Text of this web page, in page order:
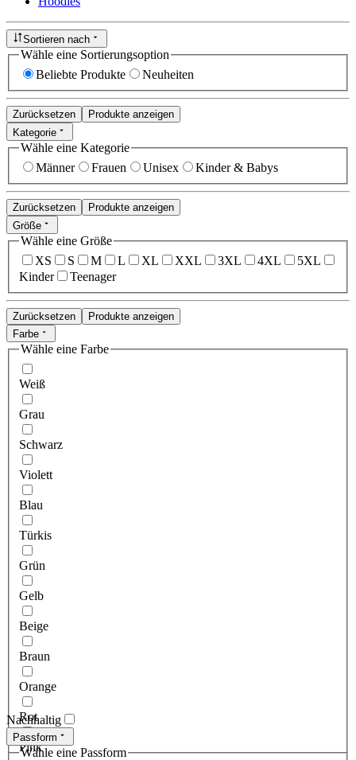
Sortieren nach
Wähle eine Sortierungsoption
Beliebte Produkte
Neuheiten
Zurücksetzen
Produkte anzeigen
Kategorie
Wähle eine Kategorie
Männer
Frauen Unisex Kinder & Babys
Zurücksetzen
Produkte anzeigen
Größe
Wähle eine Größe
XS
S M L XL XXL 3XL 4XL
5XL
Kinder
Teenager
Zurücksetzen
Produkte anzeigen
Farbe
Wähle eine Farbe
Weiß
Grau
Schwarz
Violett
Blau
Türkis
Grün
Gelb
Beige
Braun
Orange
Rot
Pink
Nachhaltig
Passform
Wähle eine Passform